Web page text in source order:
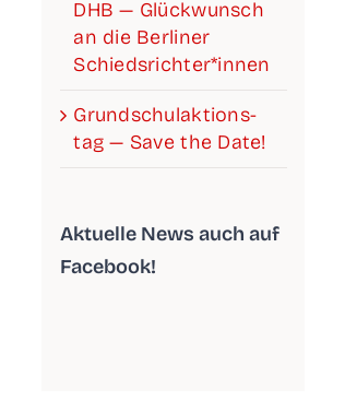
DHB — Glück­wunsch
an die Ber­li­ner
Schiedsrichter*innen
Grund­schul­ak­ti­ons­
tag — Save the Date!
Aktu­el­le News auch auf
Facebook!